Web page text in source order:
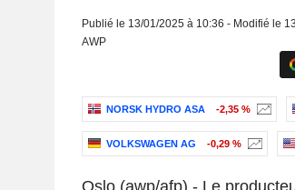
Publié le 13/01/2025 à 10:36 - Modifié le
AWP
NORSK HYDRO ASA -2,35 %
VOLKSWAGEN AG -0,29 %